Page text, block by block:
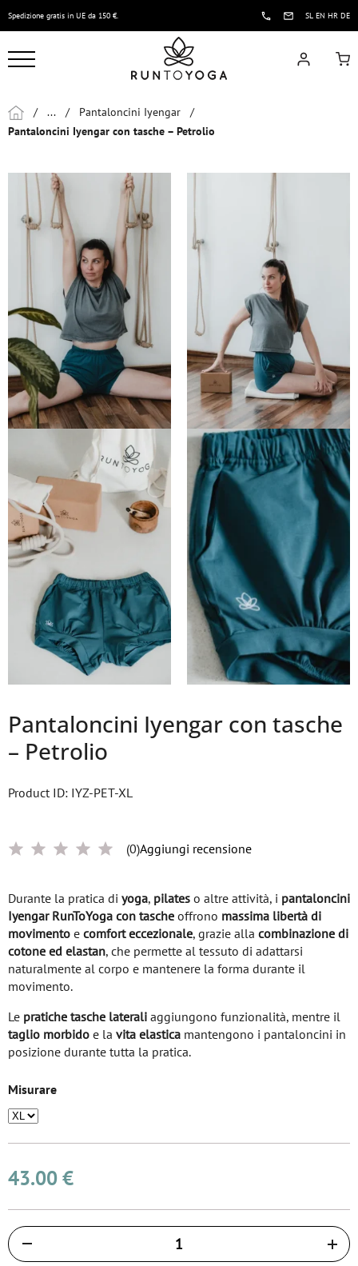
Spedizione gratis in UE da 150 €. SL EN HR DE
/ ... / Pantaloncini Iyengar
/
Pantaloncini Iyengar con tasche – Petrolio
Pantaloncini Iyengar con tasche
– Petrolio
Product ID: IYZ-PET-XL
(0)Aggiungi recensione
Durante la pratica di yoga, pilates o altre attività, i pantaloncini
Iyengar RunToYoga con tasche offrono massima libertà di
movimento e comfort eccezionale, grazie alla combinazione di
cotone ed elastan, che permette al tessuto di adattarsi
naturalmente al corpo e mantenere la forma durante il
movimento.
Le pratiche tasche laterali aggiungono funzionalità, mentre il
taglio morbido e la vita elastica mantengono i pantaloncini in
posizione durante tutta la pratica.
Misurare
43.00 €
Količina